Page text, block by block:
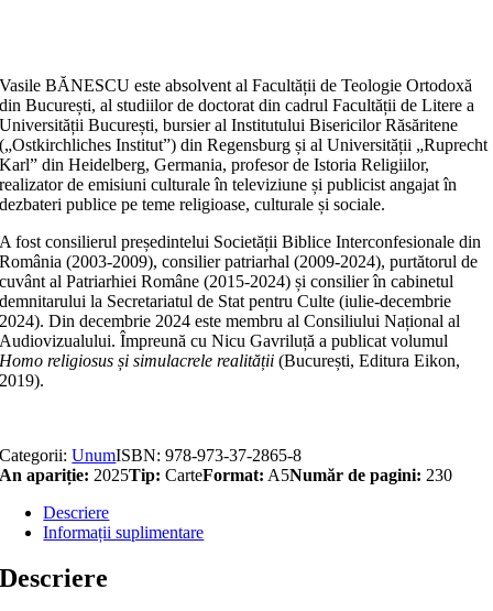
Vasile BĂNESCU este absolvent al Facultății de Teologie Ortodoxă
din București, al studiilor de doctorat din cadrul Facultății de Litere a
Universității București, bursier al Institutului Bisericilor Răsăritene
(„Ostkirchliches Institut”) din Regensburg și al Universității „Ruprecht
Karl” din Heidelberg, Germania, profesor de Istoria Religiilor,
realizator de emisiuni culturale în televiziune și publicist angajat în
dezbateri publice pe teme religioase, culturale și sociale.
A fost consilierul președintelui Societății Biblice Interconfesionale din
România (2003-2009), consilier patriarhal (2009-2024), purtătorul de
cuvânt al Patriarhiei Române (2015-2024) și consilier în cabinetul
demnitarului la Secretariatul de Stat pentru Culte (iulie-decembrie
2024). Din decembrie 2024 este membru al Consiliului Național al
Audiovizualului. Împreună cu Nicu Gavriluță a publicat volumul
Homo religiosus și simulacrele realității (București, Editura Eikon,
2019).
Categorii:UnumISBN:978-973-37-2865-8
An apariție: 2025Tip: CarteFormat: A5Număr de pagini: 230
Descriere
Informații suplimentare
Descriere